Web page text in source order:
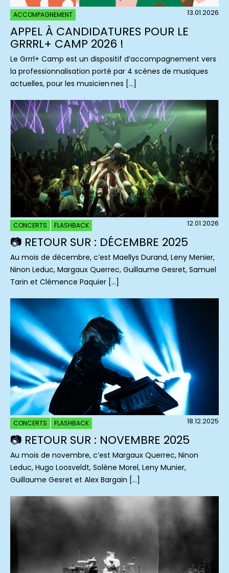
ACCOMPAGNEMENT 13.01.2026
APPEL À CANDIDATURES POUR LE
GRRRL+ CAMP 2026 !
Le Grrrl+ Camp est un dispositif d’accompagnement vers
la professionnalisation porté par 4 scènes de musiques
actuelles, pour les musicien·nes […]
CONCERTS FLASHBACK 12.01.2026
📷 RETOUR SUR : DÉCEMBRE 2025
Au mois de décembre, c’est Maellys Durand, Leny Menier,
Ninon Leduc, Margaux Querrec, Guillaume Gesret, Samuel
Tarin et Clémence Paquier […]
CONCERTS FLASHBACK 18.12.2025
📷 RETOUR SUR : NOVEMBRE 2025
Au mois de novembre, c’est Margaux Querrec, Ninon
Leduc, Hugo Loosveldt, Solène Morel, Leny Munier,
Guillaume Gesret et Alex Bargain […]